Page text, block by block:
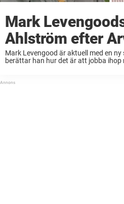
Mark
Ahlström efter
Mark Levengood är aktuell med en ny
berättar han hur det är att jobba